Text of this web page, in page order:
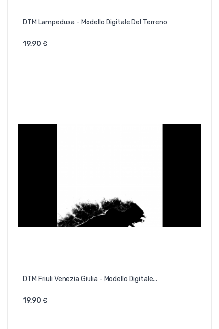
DTM Lampedusa - Modello Digitale Del Terreno
19,90 €Aggiungi Al Carrello
DTM Friuli Venezia Giulia - Modello Digitale...
19,90 €Aggiungi Al Carrello